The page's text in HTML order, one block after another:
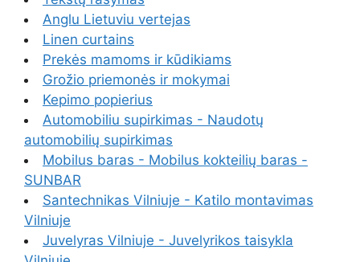
Anglu Lietuviu vertejas
Linen curtains
Prekės mamoms ir kūdikiams
Grožio priemonės ir mokymai
Kepimo popierius
Automobiliu supirkimas - Naudotų
automobilių supirkimas
Mobilus baras - Mobilus kokteilių baras -
SUNBAR
Santechnikas Vilniuje - Katilo montavimas
Vilniuje
Juvelyras Vilniuje - Juvelyrikos taisykla